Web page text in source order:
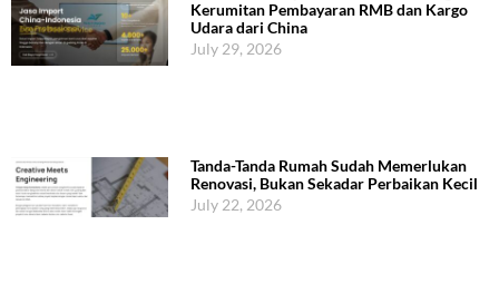
Kerumitan Pembayaran RMB dan Kargo
Udara dari China
July 29, 2026
Tanda-Tanda Rumah Sudah Memerlukan
Renovasi, Bukan Sekadar Perbaikan Kecil
July 22, 2026